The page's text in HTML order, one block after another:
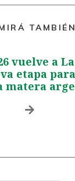
TAMBIÉN
vuelve a
etapa
matera